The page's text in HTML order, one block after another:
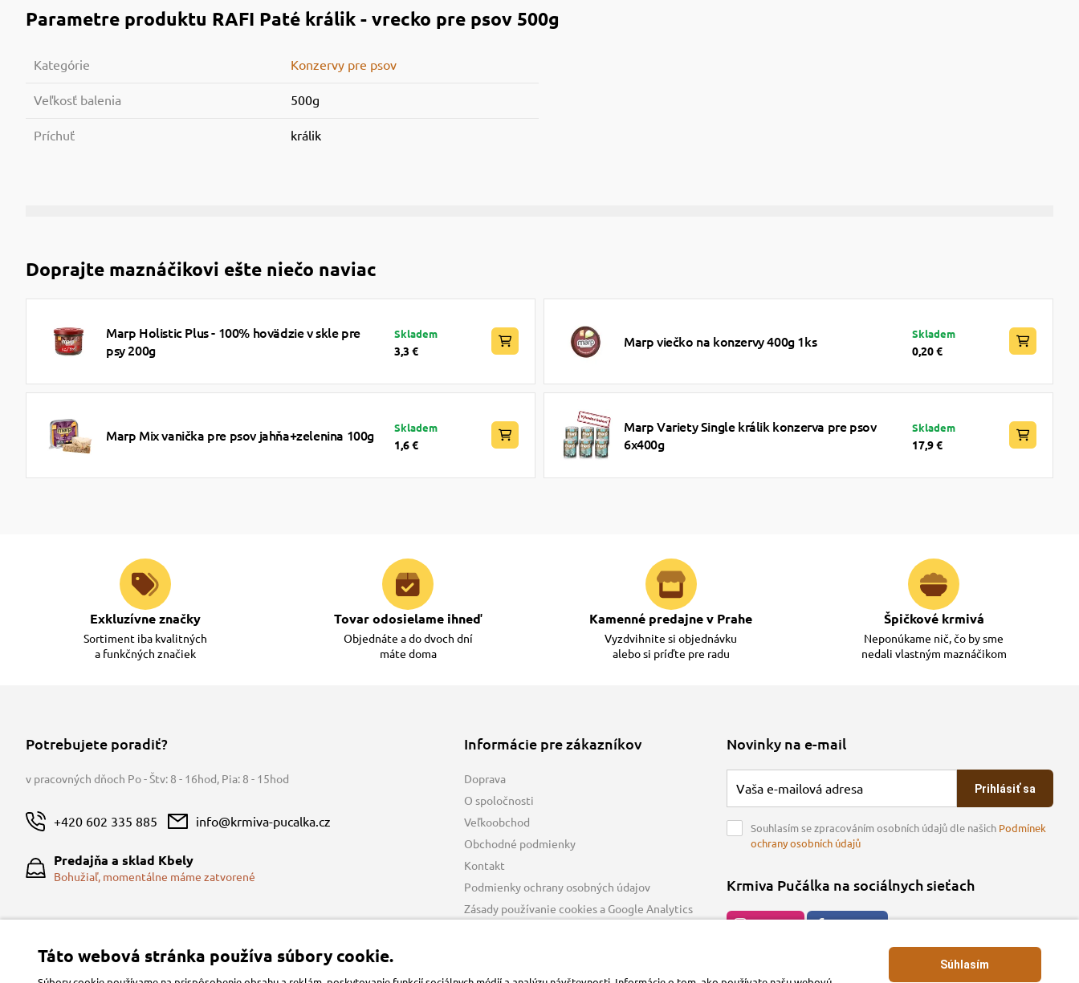
Parametre produktu RAFI Paté králik - vrecko pre psov 500g
Kategórie Konzervy pre psov
Veľkosť balenia 500g
Príchuť králik
Doprajte maznáčikovi ešte niečo naviac
Marp Holistic Plus - 100% hovädzie v skle pre
psy 200g
Skladem
3,3 €
Marp viečko na konzervy 400g 1ks Skladem
0,20 €
Marp Mix vanička pre psov jahňa+zelenina 100g Skladem
1,6 €
Marp Variety Single králik konzerva pre psov
6x400g
Skladem
17,9 €
Exkluzívne značky
Sortiment iba kvalitných
a funkčných značiek
Tovar odosielame ihneď
Objednáte a do dvoch dní
máte doma
Kamenné predajne v Prahe
Vyzdvihnite si objednávku
alebo si príďte pre radu
Špičkové krmivá
Neponúkame nič, čo by sme
nedali vlastným maznáčikom
Potrebujete poradiť?
v pracovných dňoch Po - Štv: 8 - 16hod, Pia: 8 - 15hod
+420 602 335 885 info@krmiva-pucalka.cz
Predajňa a sklad Kbely
Bohužiaľ, momentálne máme zatvorené
Informácie pre zákazníkov
Doprava
O spoločnosti
Veľkoobchod
Obchodné podmienky
Kontakt
Podmienky ochrany osobných údajov
Zásady používanie cookies a Google Analytics
Novinky na e-mail
Prihlásiť sa
Souhlasím se zpracováním osobních údajů dle našich Podmínek
ochrany osobních údajů
Krmiva Pučálka na sociálnych sieťach
Táto webová stránka používa súbory cookie. Súhlasím